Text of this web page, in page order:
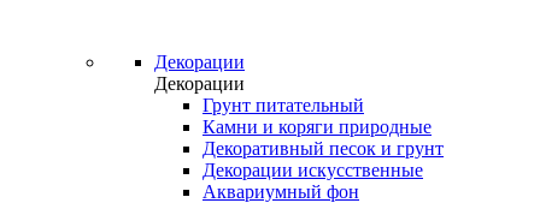
Декорации
Декорации
Грунт питательный
Камни и коряги природные
Декоративный песок и грунт
Декорации искусственные
Аквариумный фон